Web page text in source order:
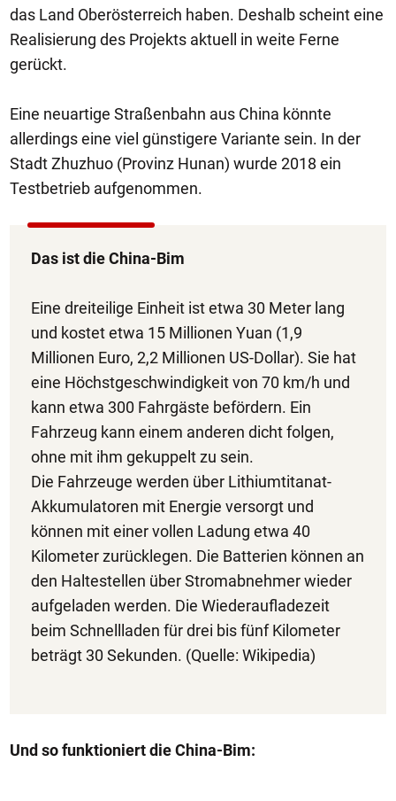
das Land Oberösterreich haben. Deshalb scheint eine
Realisierung des Projekts aktuell in weite Ferne
gerückt.
Eine neuartige Straßenbahn aus China könnte
allerdings eine viel günstigere Variante sein. In der
Stadt Zhuzhuo (Provinz Hunan) wurde 2018 ein
Testbetrieb aufgenommen.
Das ist die China-Bim
Eine dreiteilige Einheit ist etwa 30 Meter lang
und kostet etwa 15 Millionen Yuan (1,9
Millionen Euro, 2,2 Millionen US-Dollar). Sie hat
eine Höchstgeschwindigkeit von 70 km/h und
kann etwa 300 Fahrgäste befördern. Ein
Fahrzeug kann einem anderen dicht folgen,
ohne mit ihm gekuppelt zu sein.
Die Fahrzeuge werden über Lithiumtitanat-
Akkumulatoren mit Energie versorgt und
können mit einer vollen Ladung etwa 40
Kilometer zurücklegen. Die Batterien können an
den Haltestellen über Stromabnehmer wieder
aufgeladen werden. Die Wiederaufladezeit
beim Schnellladen für drei bis fünf Kilometer
beträgt 30 Sekunden. (Quelle: Wikipedia)
Und so funktioniert die China-Bim: